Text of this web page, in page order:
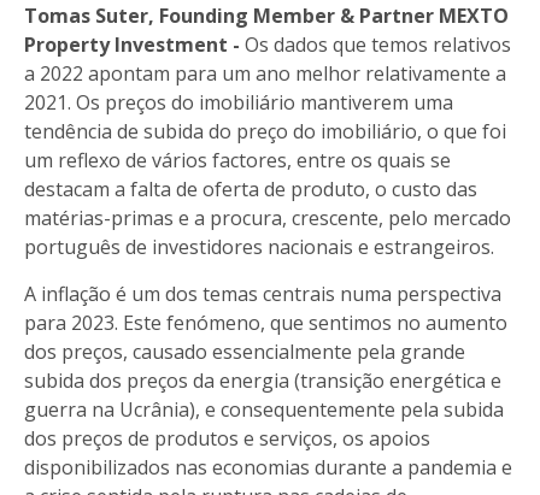
Tomas Suter, Founding Member & Partner MEXTO
Property Investment - Os dados que temos relativos
a 2022 apontam para um ano melhor relativamente a
2021. Os preços do imobiliário mantiverem uma
tendência de subida do preço do imobiliário, o que foi
um reflexo de vários factores, entre os quais se
destacam a falta de oferta de produto, o custo das
matérias-primas e a procura, crescente, pelo mercado
português de investidores nacionais e estrangeiros.
A inflação é um dos temas centrais numa perspectiva
para 2023. Este fenómeno, que sentimos no aumento
dos preços, causado essencialmente pela grande
subida dos preços da energia (transição energética e
guerra na Ucrânia), e consequentemente pela subida
dos preços de produtos e serviços, os apoios
disponibilizados nas economias durante a pandemia e